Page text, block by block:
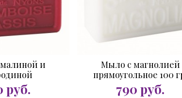
и
100 гр.
руб.
Мыло с магнолией
прямоугольное 100
790 руб.